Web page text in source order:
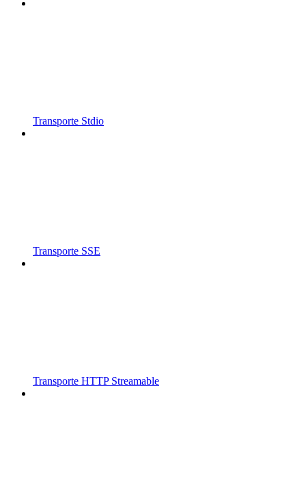
Transporte Stdio
Transporte SSE
Transporte HTTP Streamable